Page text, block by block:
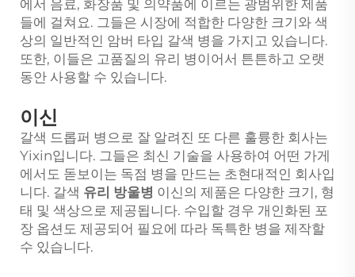
에서 음료, 화장품 및 의약품에 이르는 광범위한 제품
들에 걸쳐요. 그들은 시장에 적합한 다양한 크기와 색
상의 일반적인 암버 타입 갈색 병을 가지고 있습니다.
또한, 이들은 고품질의 유리 병이어서 튼튼하고 오랫
동안 사용할 수 있습니다.
이신
갈색 드롭퍼 병으로 잘 알려진 또 다른 훌륭한 회사는
Yixin입니다. 그들은 최신 기술을 사용하여 어떤 가게
에서도 돋보이는 독점 병을 만드는 초현대적인 회사입
니다. 갈색 유리 방울병 이신의 제품은 다양한 크기, 형
태 및 색상으로 제공됩니다. 수입할 경우 개인화된 포
장 옵션도 제공되어 필요에 따라 독특한 병을 제작할
수 있습니다.